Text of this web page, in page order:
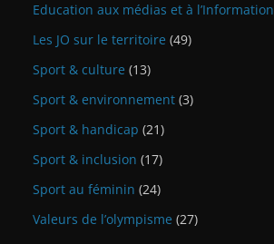
Education aux médias et à l’Information
Les JO sur le territoire (49)
Sport & culture (13)
Sport & environnement (3)
Sport & handicap (21)
Sport & inclusion (17)
Sport au féminin (24)
Valeurs de l’olympisme (27)